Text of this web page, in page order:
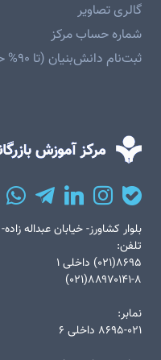
گالری تصاویر
شماره حساب مرکز
ثبت‌نام دانش‌بنیان (تا ۹۰% حمایت)
بلوار کشاورز- خیابان عبداله
تلفن:
۸۶۹۵(۰۲۱) داخلی ۱
۸۸۹۷۰۱۴۱-۸(۰۲۱)
نمابر:
۸۶۹۵-۰۲۱ داخلی ۶